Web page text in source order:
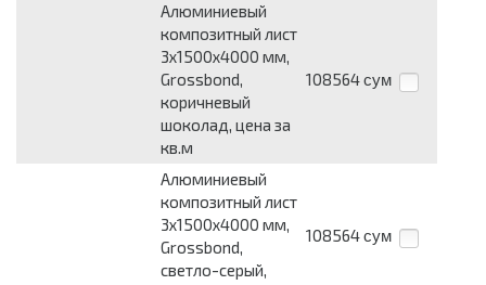
Алюминиевый
композитный лист
3х1500х4000 мм,
Grossbond,
коричневый
шоколад, цена за
кв.м
108564 сум
Алюминиевый
композитный лист
3х1500х4000 мм,
Grossbond,
светло-серый,
108564 сум